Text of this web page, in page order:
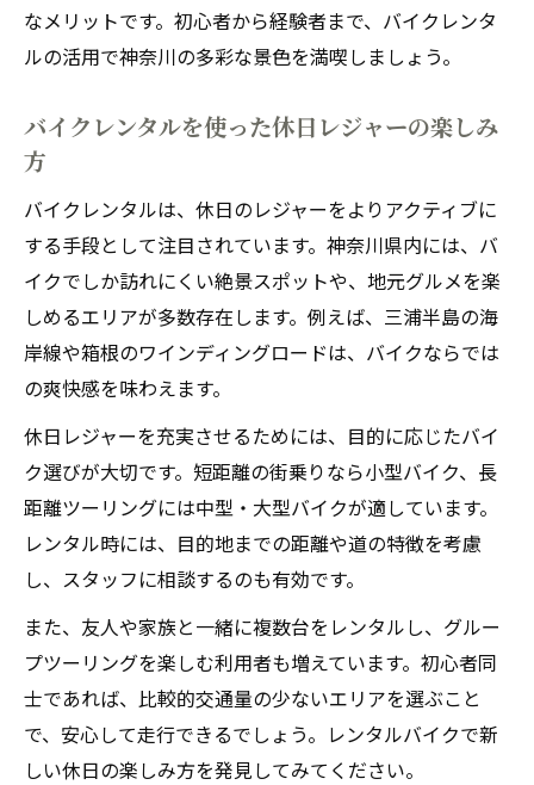
なメリットです。初心者から経験者まで、バイクレンタ
ルの活用で神奈川の多彩な景色を満喫しましょう。
バイクレンタルを使った休日レジャーの楽しみ
方
バイクレンタルは、休日のレジャーをよりアクティブに
する手段として注目されています。神奈川県内には、バ
イクでしか訪れにくい絶景スポットや、地元グルメを楽
しめるエリアが多数存在します。例えば、三浦半島の海
岸線や箱根のワインディングロードは、バイクならでは
の爽快感を味わえます。
休日レジャーを充実させるためには、目的に応じたバイ
ク選びが大切です。短距離の街乗りなら小型バイク、長
距離ツーリングには中型・大型バイクが適しています。
レンタル時には、目的地までの距離や道の特徴を考慮
し、スタッフに相談するのも有効です。
また、友人や家族と一緒に複数台をレンタルし、グルー
プツーリングを楽しむ利用者も増えています。初心者同
士であれば、比較的交通量の少ないエリアを選ぶこと
で、安心して走行できるでしょう。レンタルバイクで新
しい休日の楽しみ方を発見してみてください。